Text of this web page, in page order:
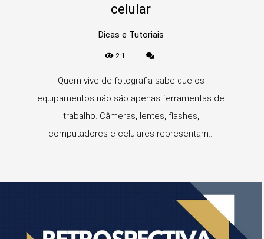
celular
Dicas e Tutoriais
21
Quem vive de fotografia sabe que os
equipamentos não são apenas ferramentas de
trabalho. Câmeras, lentes, flashes,
computadores e celulares representam...